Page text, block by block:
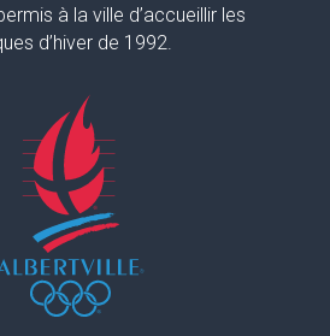
à la ville d’accueillir les
d’hiver de 1992.